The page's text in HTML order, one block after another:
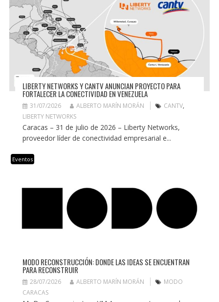
LIBERTY NETWORKS Y CANTV ANUNCIAN PROYECTO PARA
FORTALECER LA CONECTIVIDAD EN VENEZUELA
31/07/2026 ALBERTO MARÍN MORÁN CANTV,
LIBERTY NETWORKS
Caracas – 31 de julio de 2026 – Liberty Networks,
proveedor líder de conectividad empresarial e...
Eventos
MODO RECONSTRUCCIÓN: DONDE LAS IDEAS SE ENCUENTRAN
PARA RECONSTRUIR
28/07/2026 ALBERTO MARÍN MORÁN
MODO
CARACAS